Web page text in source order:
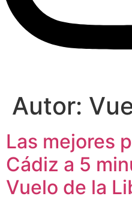
Autor:
Las mejores
Cádiz a 5
Vuelo de la